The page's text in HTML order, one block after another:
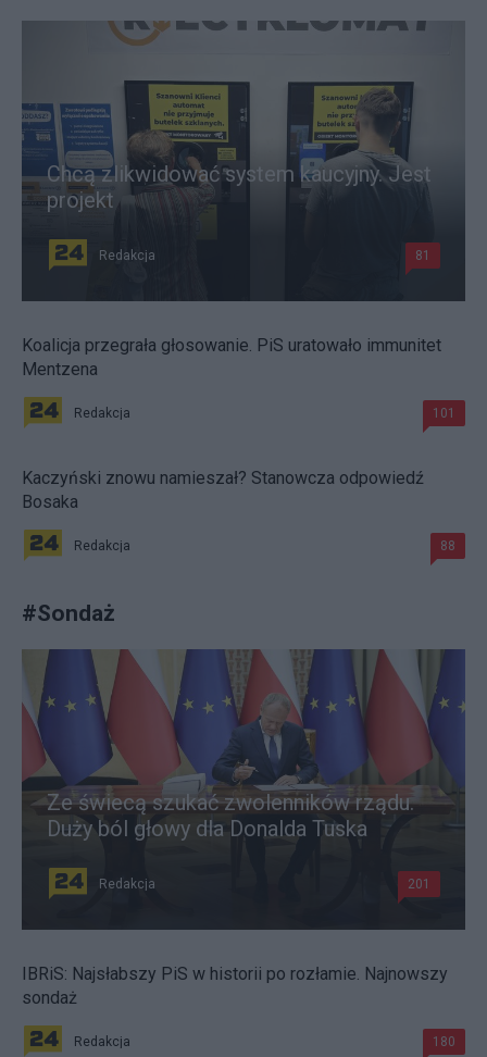
Chcą zlikwidować system kaucyjny. Jest
projekt
Redakcja 81
Koalicja przegrała głosowanie. PiS uratowało immunitet
Mentzena
Redakcja 101
Kaczyński znowu namieszał? Stanowcza odpowiedź
Bosaka
Redakcja 88
#Sondaż
Ze świecą szukać zwolenników rządu.
Duży ból głowy dla Donalda Tuska
Redakcja 201
IBRiS: Najsłabszy PiS w historii po rozłamie. Najnowszy
sondaż
Redakcja 180